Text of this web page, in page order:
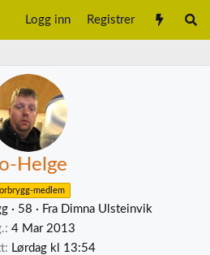
Logg inn Registrer
Helge
medlem
· 58 · Fra Dimna Ulsteinvik
4 Mar 2013
Lørdag kl 13:54